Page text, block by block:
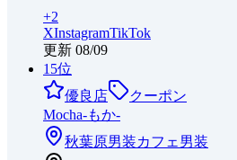
+2
XInstagramTikTok
更新 08/09
15位
優良店
クーポン
Mocha-もか-
秋葉原男装カフェ 男装